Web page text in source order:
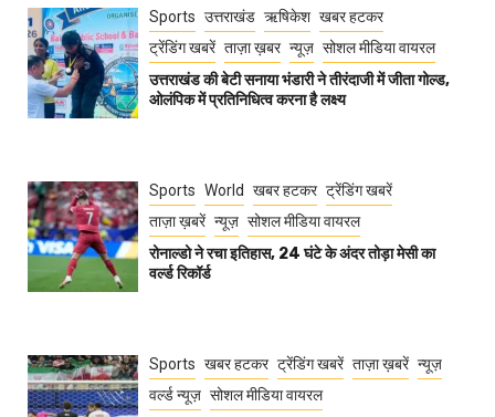
Sports उत्तराखंड ऋषिकेश खबर हटकर
ट्रेंडिंग खबरें ताज़ा ख़बर न्यूज़ सोशल मीडिया वायरल
उत्तराखंड की बेटी सनाया भंडारी ने तीरंदाजी में जीता गोल्ड,
ओलंपिक में प्रतिनिधित्व करना है लक्ष्य
Sports World खबर हटकर ट्रेंडिंग खबरें
ताज़ा ख़बरें न्यूज़ सोशल मीडिया वायरल
रोनाल्डो ने रचा इतिहास, 24 घंटे के अंदर तोड़ा मेसी का
वर्ल्ड रिकॉर्ड
Sports खबर हटकर ट्रेंडिंग खबरें ताज़ा ख़बरें न्यूज़
वर्ल्ड न्यूज़ सोशल मीडिया वायरल